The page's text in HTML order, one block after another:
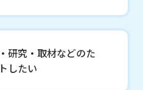
研究・取材などのた
したい